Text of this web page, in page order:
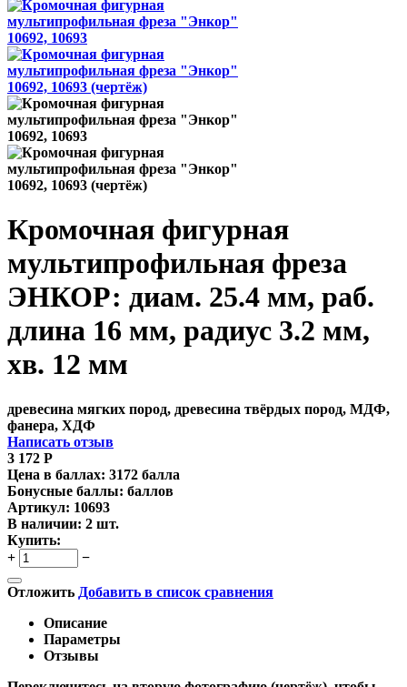
Кромочная фигурная
мультипрофильная фреза
ЭНКОР: диам. 25.4 мм, раб.
длина 16 мм, радиус 3.2 мм,
хв. 12 мм
древесина мягких пород, древесина твёрдых пород, МДФ,
фанера, ХДФ
Написать отзыв
3 172 Р
Цена в баллах: 3172 балла
Бонусные баллы: баллов
Артикул: 10693
В наличии: 2 шт.
Купить:
+
−
Отложить Добавить в список сравнения
Описание
Параметры
Отзывы